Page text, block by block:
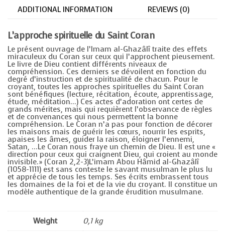
ADDITIONAL INFORMATION
REVIEWS (0)
L’approche spirituelle du Saint Coran
Le présent ouvrage de l’Imam al-Ghazâlî traite des effets
miraculeux du Coran sur ceux qui l’approchent pieusement.
Le livre de Dieu contient différents niveaux de
compréhension. Ces derniers se dévoilent en fonction du
degré d’instruction et de spiritualité de chacun. Pour le
croyant, toutes les approches spirituelles du Saint Coran
sont bénéfiques (lecture, récitation, écoute, apprentissage,
étude, méditation…) Ces actes d’adoration ont certes de
grands mérites, mais qui requièrent l’observance de règles
et de convenances qui nous permettent la bonne
compréhension. Le Coran n’a pas pour fonction de décorer
les maisons mais de guérir les cœurs, nourrir les esprits,
apaises les âmes, guider la raison, éloigner l’ennemi,
Satan, …Le Coran nous fraye un chemin de Dieu. Il est une «
direction pour ceux qui craignent Dieu, qui croient au monde
invisible.» (Coran 2,2-3)L’imam Abou Hâmid al-Ghazâlî
(1058-1111) est sans conteste le savant musulman le plus lu
et apprécie de tous les temps. Ses écrits embrassent tous
les domaines de la foi et de la vie du croyant. Il constitue un
modèle authentique de la grande érudition musulmane.
Weight 0,1 kg